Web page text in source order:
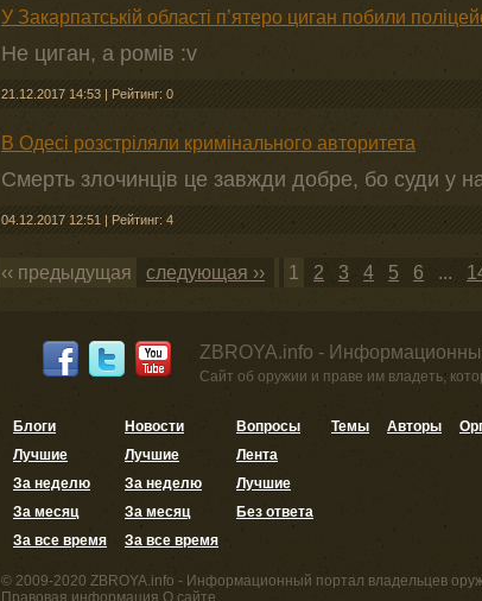
У Закарпатській області п’ятеро циган побили
Не циган, а ромів :v
21.12.2017 14:53 | Рейтинг: 0
В Одесі розстріляли кримінального авторитета
Смерть злочинців це завжди добре, бо суди у
04.12.2017 12:51 | Рейтинг: 4
‹‹ предыдущая следующая ›› 1 2 3 4 5 6 ...
ZBROYA.info -
Сайт об оружии и праве им владеть,
Блоги
Лучшие
За неделю
За месяц
За все время
Новости
Лучшие
За неделю
За месяц
За все время
Вопросы
Лента
Лучшие
Без ответа
Темы Авторы
© 2009-2020 ZBROYA.info - Информационный портал владельцев
Правовая информация О сайте